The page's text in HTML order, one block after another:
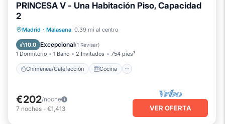
PRINCESA V - Una Habitación Piso, Capacidad
2
Madrid · Malasana 0.39 mi al centro
10.0 Excepcional(1 Revisar)
1 Dormitorio 1 Baño 2 Invitados 754 pies²
Chimenea/Calefacción Cocina
Chimenea/Calefacción
Aire acondicionado
€202/noche
7 noches - €1,413 VER OFERTA